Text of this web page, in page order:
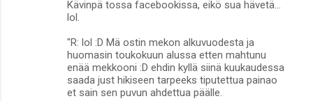
Kävinpä tossa facebookissa, eikö sua hävetä...
lol.
"R: lol :D Mä ostin mekon alkuvuodesta ja
huomasin toukokuun alussa etten mahtunu
enää mekkooni :D ehdin kyllä siinä kuukaudessa
saada just hikiseen tarpeeks tiputettua painao
et sain sen puvun ahdettua päälle.